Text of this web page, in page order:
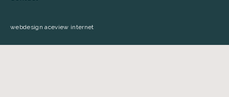
webdesign aceview internet